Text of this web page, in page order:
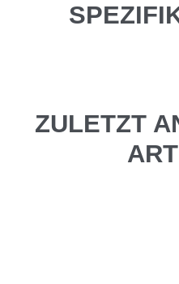
ZULETZT